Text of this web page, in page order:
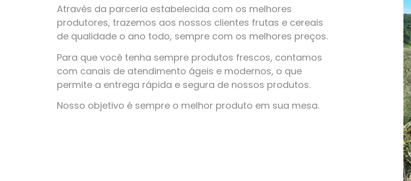
Através da parceria estabelecida com os melhores
produtores, trazemos aos nossos clientes frutas e cereais
de qualidade o ano todo, sempre com os melhores preços.
Para que você tenha sempre produtos frescos, contamos
com canais de atendimento ágeis e modernos, o que
permite a entrega rápida e segura de nossos produtos.
Nosso objetivo é sempre o melhor produto em sua mesa.